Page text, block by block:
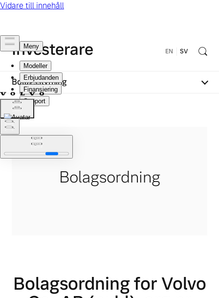
Investerare EN SV
Bolagsstyrning
Bolagsordning
Bolagsordning for Volvo